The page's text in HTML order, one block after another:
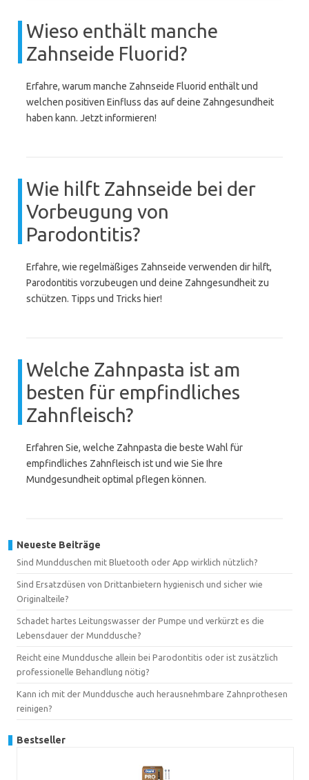
Wieso enthält manche
Zahnseide Fluorid?
Erfahre, warum manche Zahnseide Fluorid enthält und
welchen positiven Einfluss das auf deine Zahngesundheit
haben kann. Jetzt informieren!
Wie hilft Zahnseide bei der
Vorbeugung von
Parodontitis?
Erfahre, wie regelmäßiges Zahnseide verwenden dir hilft,
Parodontitis vorzubeugen und deine Zahngesundheit zu
schützen. Tipps und Tricks hier!
Welche Zahnpasta ist am
besten für empfindliches
Zahnfleisch?
Erfahren Sie, welche Zahnpasta die beste Wahl für
empfindliches Zahnfleisch ist und wie Sie Ihre
Mundgesundheit optimal pflegen können.
Neueste Beiträge
Sind Mundduschen mit Bluetooth oder App wirklich nützlich?
Sind Ersatzdüsen von Drittanbietern hygienisch und sicher wie
Originalteile?
Schadet hartes Leitungswasser der Pumpe und verkürzt es die
Lebensdauer der Munddusche?
Reicht eine Munddusche allein bei Parodontitis oder ist zusätzlich
professionelle Behandlung nötig?
Kann ich mit der Munddusche auch herausnehmbare Zahnprothesen
reinigen?
Bestseller